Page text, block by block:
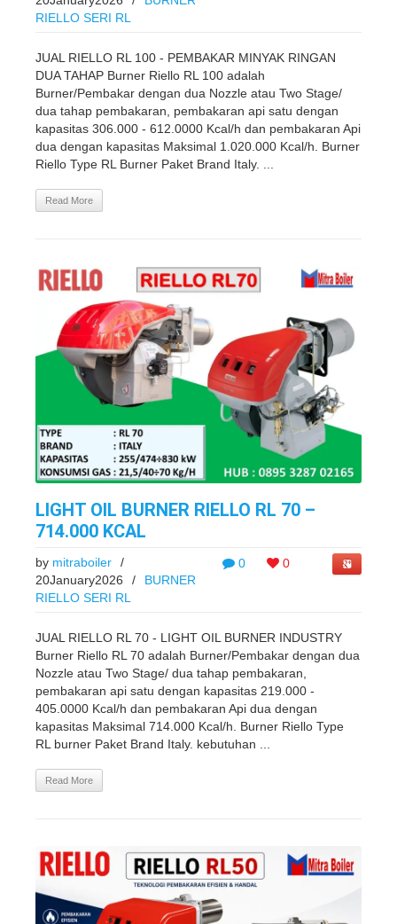
RIELLO SERI RL
JUAL RIELLO RL 100 - PEMBAKAR MINYAK RINGAN
DUA TAHAP Burner Riello RL 100 adalah
Burner/Pembakar dengan dua Nozzle atau Two Stage/
dua tahap pembakaran, pembakaran api satu dengan
kapasitas 306.000 - 612.0000 Kcal/h dan pembakaran Api
dua dengan kapasitas Maksimal 1.020.000 Kcal/h. Burner
Riello Type RL Burner Paket Brand Italy. ...
Read More
LIGHT OIL BURNER RIELLO RL 70 –
714.000 KCAL
0 0
by mitraboiler
/
20January2026
/
BURNER
RIELLO SERI RL
JUAL RIELLO RL 70 - LIGHT OIL BURNER INDUSTRY
Burner Riello RL 70 adalah Burner/Pembakar dengan dua
Nozzle atau Two Stage/ dua tahap pembakaran,
pembakaran api satu dengan kapasitas 219.000 -
405.0000 Kcal/h dan pembakaran Api dua dengan
kapasitas Maksimal 714.000 Kcal/h. Burner Riello Type
RL burner Paket Brand Italy. kebutuhan ...
Read More